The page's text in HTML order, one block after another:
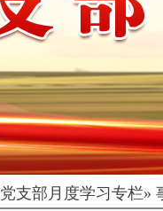
党支部月度学习专栏»